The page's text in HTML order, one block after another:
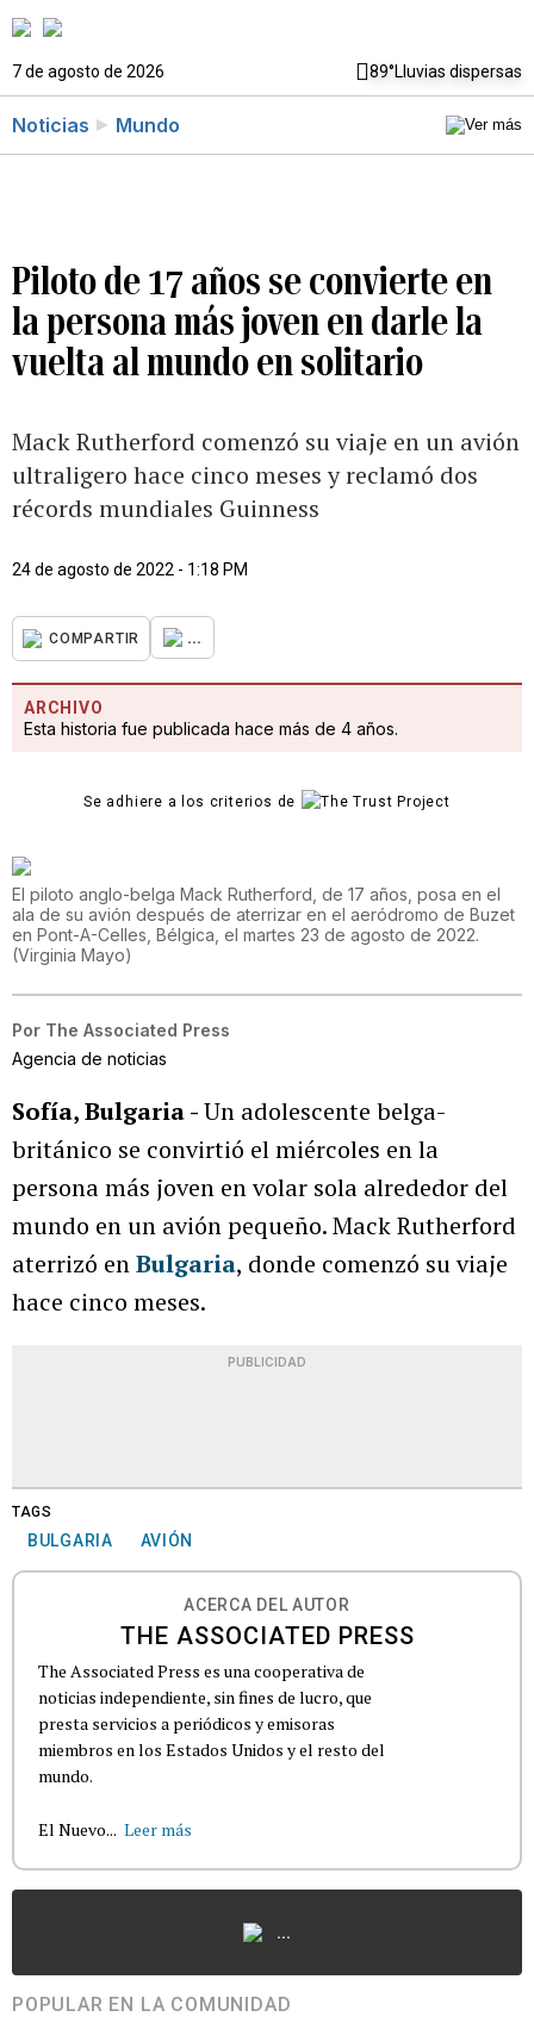
7 de agosto de 2026 89°Lluvias dispersas
Noticias Mundo
Piloto de 17 años se convierte en
la persona más joven en darle la
vuelta al mundo en solitario
Mack Rutherford comenzó su viaje en un avión
ultraligero hace cinco meses y reclamó dos
récords mundiales Guinness
24 de agosto de 2022 - 1:18 PM
COMPARTIR ...
ARCHIVO
Esta historia fue publicada hace más de 4 años.
Se adhiere a los criterios de
El piloto anglo-belga Mack Rutherford, de 17 años, posa en el
ala de su avión después de aterrizar en el aeródromo de Buzet
en Pont-A-Celles, Bélgica, el martes 23 de agosto de 2022.
(Virginia Mayo)
Por The Associated Press
Agencia de noticias
Sofía, Bulgaria -Un adolescente belga-
británico se convirtió el miércoles en la
persona más joven en volar sola alrededor del
mundo en un avión pequeño. Mack Rutherford
aterrizó enBulgaria, donde comenzó su viaje
hace cinco meses.
PUBLICIDAD
TAGS
BULGARIA AVIÓN
ACERCA DEL AUTOR
THE ASSOCIATED PRESS
The Associated Press es una cooperativa de
noticias independiente, sin fines de lucro, que
presta servicios a periódicos y emisoras
miembros en los Estados Unidos y el resto del
mundo.
El Nuevo... Leer más
...
POPULAR EN LA COMUNIDAD